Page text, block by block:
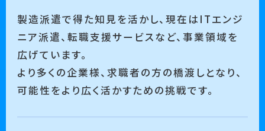
製造派遣で得た知見を活かし、現在はITエンジ
ニア派遣、転職支援サービスなど、事業領域を
広げています。
より多くの企業様、求職者の方の橋渡しとなり、
可能性をより広く活かすための挑戦です。